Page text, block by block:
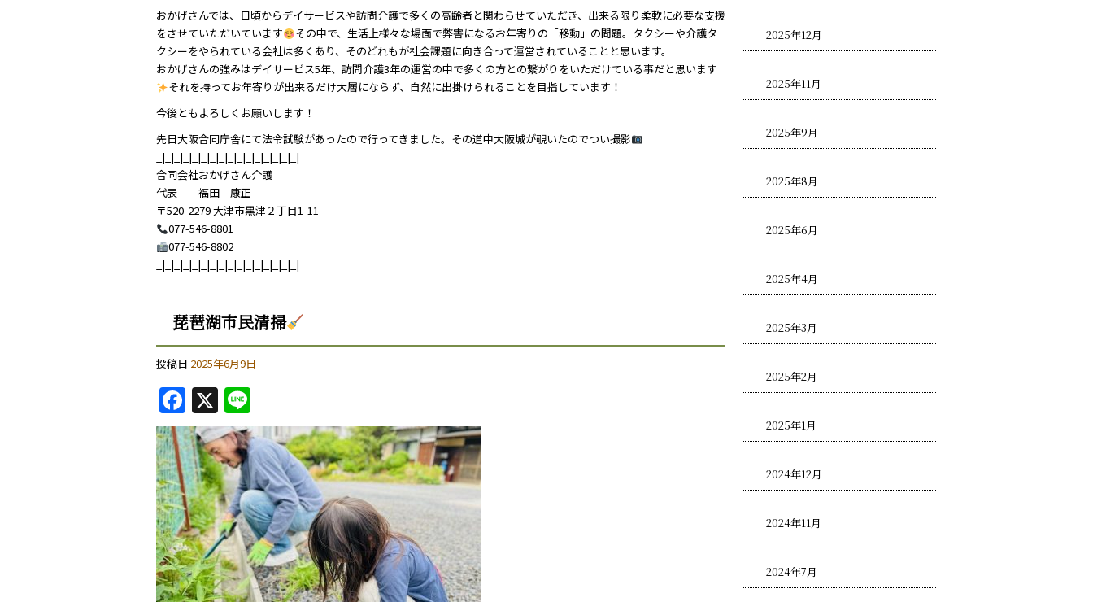
おかげさんでは、日頃からデイサービスや訪問介護で多くの高齢者と関わらせていただき、出来る限り柔軟に必要な支援
をさせていただいています
その中で、生活上様々な場面で弊害になるお年寄りの「移動」の問題。タクシーや介護タ
クシーをやられている会社は多くあり、そのどれもが社会課題に向き合って運営されていることと思います。
おかげさんの強みはデイサービス5年、訪問介護3年の運営の中で多くの方との繋がりをいただけている事だと思います
それを持ってお年寄りが出来るだけ大層にならず、自然に出掛けられることを目指しています！
今後ともよろしくお願いします！
先日大阪合同庁舎にて法令試験があったので行ってきました。その道中大阪城が覗いたのでつい撮影
_|_|_|_|_|_|_|_|_|_|_|_|_|_|_|_|
合同会社おかげさん介護
代表 福田 康正
〒520-2279 大津市黒津２丁目1-11
077-546-8801
077-546-8802
_|_|_|_|_|_|_|_|_|_|_|_|_|_|_|_|
琵琶湖市民清掃
投稿日 2025年6月9日
F
a
c
e
b
o
o
k
X
n
e
2025年12月
2025年11月
2025年9月
2025年8月
2025年6月
2025年4月
2025年3月
2025年2月
2025年1月
2024年12月
2024年11月
2024年7月